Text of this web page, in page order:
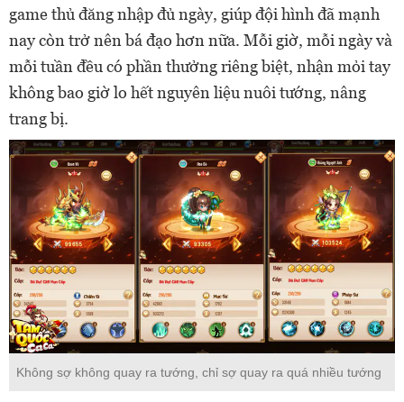
game thủ đăng nhập đủ ngày, giúp đội hình đã mạnh
nay còn trở nên bá đạo hơn nữa. Mỗi giờ, mỗi ngày và
mỗi tuần đều có phần thưởng riêng biệt, nhận mỏi tay
không bao giờ lo hết nguyên liệu nuôi tướng, nâng
trang bị.
Không sợ không quay ra tướng, chỉ sợ quay ra quá nhiều tướng